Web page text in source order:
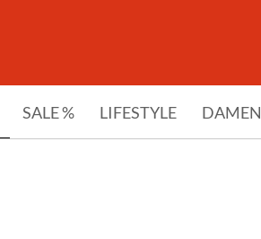
SALE % LIFESTYLE DAMEN